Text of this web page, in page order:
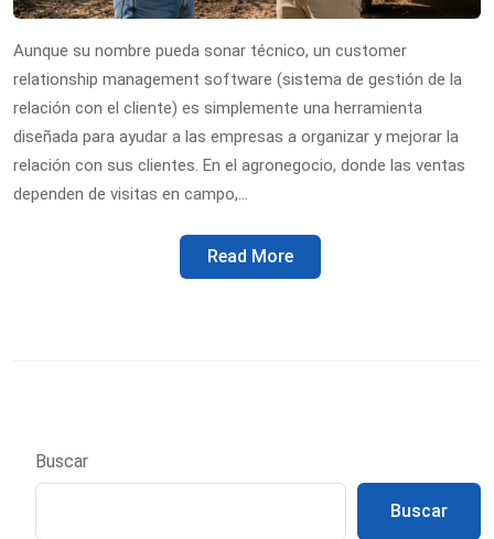
Aunque su nombre pueda sonar técnico, un customer
relationship management software (sistema de gestión de la
relación con el cliente) es simplemente una herramienta
diseñada para ayudar a las empresas a organizar y mejorar la
relación con sus clientes. En el agronegocio, donde las ventas
dependen de visitas en campo,…
Read More
Buscar
Buscar